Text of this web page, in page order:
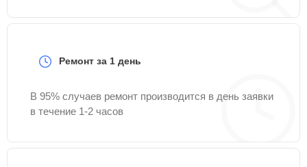
Ремонт за 1 день
В 95% случаев ремонт производится в день заявки
в течение 1-2 часов